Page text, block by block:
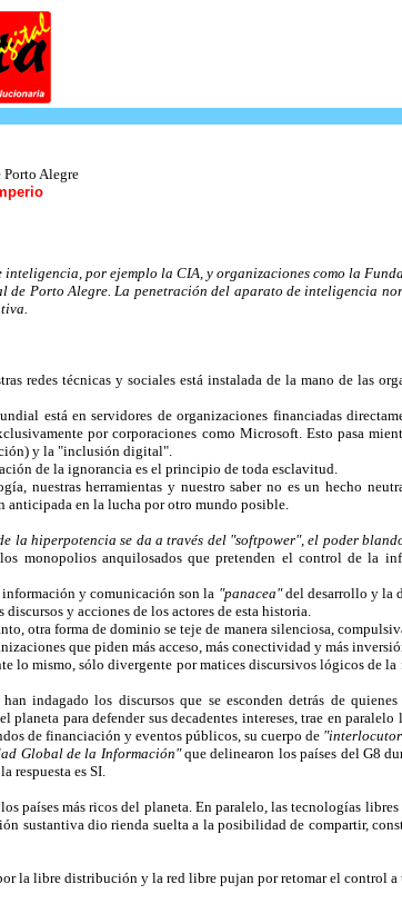
Alegre
por ejemplo la CIA, y organizaciones como la
de Porto Alegre. La penetración del aparato de inteligencia
redes técnicas y sociales está instalada de la mano de las
está en servidores de organizaciones financiadas
por corporaciones como Microsoft. Esto pasa
y la "inclusión digital".
de la ignorancia es el principio de toda esclavitud.
nuestras herramientas y nuestro saber no es un hecho
anticipada en la lucha por otro mundo posible.
la hiperpotencia se da a través del "softpower", el poder
monopolios anquilosados que pretenden el control de la
información y comunicación son la "panacea"del desarrollo y la
y acciones de los actores de esta historia.
otra forma de dominio se teje de manera silenciosa,
que piden más acceso, más conectividad y más
lo mismo, sólo divergente por matices discursivos lógicos de
indagado los discursos que se esconden detrás de quienes
para defender sus decadentes intereses, trae en
de financiación y eventos públicos, su cuerpo de
Global de la Información"que delinearon los países del G8
respuesta es SI.
países más ricos del planeta. En paralelo, las tecnologías libres
sustantiva dio rienda suelta a la posibilidad de compartir,
la libre distribución y la red libre pujan por retomar el control a